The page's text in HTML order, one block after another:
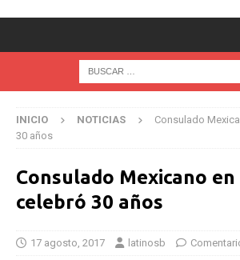
INICIO NOTICIAS
Consulado
30 años
Consulado Mexicano
celebró 30 años
17 agosto, 2017 latinosb